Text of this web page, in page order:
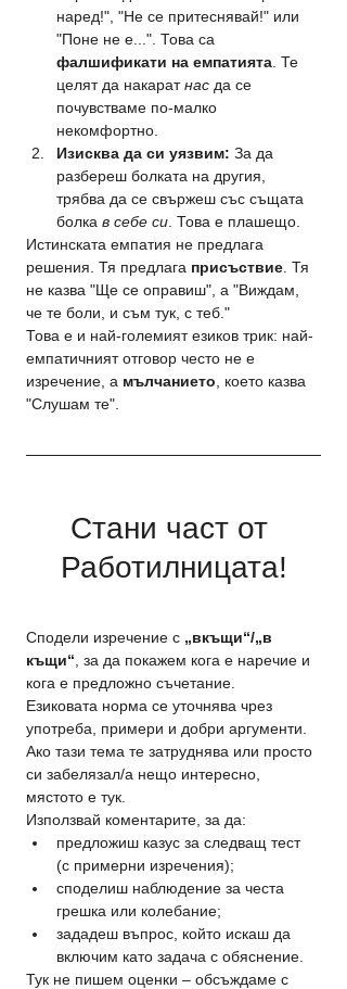
наред!", "Не се притеснявай!" или
"Поне не е...". Това са
фалшификати на емпатията . Те
целят да накарат нас да се
почувстваме по-малко
некомфортно.
Изисква да си уязвим: За да
разбереш болката на другия,
трябва да се свържеш със същата
болка в себе си . Това е плашещо.
Истинската емпатия не предлага
решения. Тя предлага присъствие . Тя
не казва "Ще се оправиш", а "Виждам,
че те боли, и съм тук, с теб."
Това е и най-големият езиков трик: най-
емпатичният отговор често не е
изречение, а мълчанието , което казва
"Слушам те".
Стани част от
Работилницата!
Сподели изречение с „вкъщи“/„в
къщи“ , за да покажем кога е наречие и
кога е предложно съчетание.
Езиковата норма се уточнява чрез
употреба, примери и добри аргументи.
Ако тази тема те затруднява или просто
си забелязал/а нещо интересно,
мястото е тук.
Използвай коментарите, за да:
предложиш казус за следващ тест
(с примерни изречения);
споделиш наблюдение за честа
грешка или колебание;
зададеш въпрос, който искаш да
включим като задача с обяснение.
Тук не пишем оценки – обсъждаме с